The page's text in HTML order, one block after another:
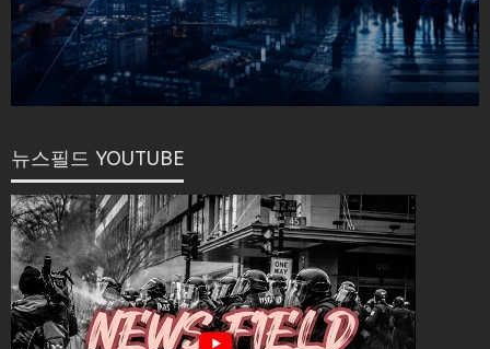
뉴스필드 YOUTUBE